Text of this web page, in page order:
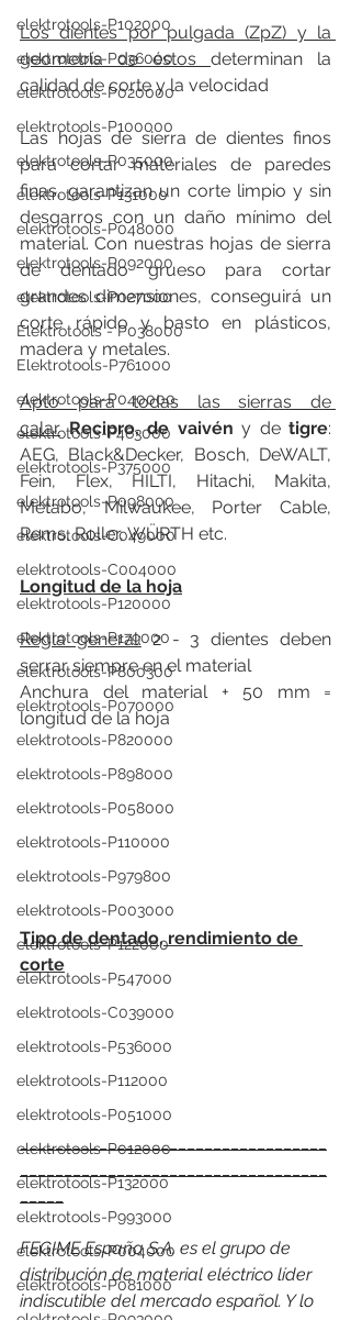
elektrotools-P102000
elektrotools-P036000
elektrotools-P020000
elektrotools-P100000
elektrotools-P035000
elektrotools-P131000
elektrotools-P048000
elektrotools-P092000
elektrotools-P027000
Elektrotools - P038000
Elektrotools-P761000
elektrotools-P040000
elektrotools-P463000
elektrotools-P375000
elektrotools-P098000
elektrotools-C049000
elektrotools-C004000
elektrotools-P120000
elektrotools-P179000
elektrotools-P800300
elektrotools-P070000
elektrotools-P820000
elektrotools-P898000
elektrotools-P058000
elektrotools-P110000
elektrotools-P979800
elektrotools-P003000
elektrotools-P122000
elektrotools-P547000
elektrotools-C039000
elektrotools-P536000
elektrotools-P112000
elektrotools-P051000
elektrotools-P012000
elektrotools-P132000
elektrotools-P993000
elektrotools-P004000
elektrotools-P081000
Los dientes por pulgada (ZpZ) y la
geometría de éstos determinan la
calidad de corte y la velocidad
Las hojas de sierra de dientes finos
para cortar materiales de paredes
finas, garantizan un corte limpio y sin
desgarros con un daño mínimo del
material. Con nuestras hojas de sierra
de dentado grueso para cortar
grandes dimensiones, conseguirá un
corte rápido y basto en plásticos,
madera y metales.
Apto para todas las sierras de
calar Recipro, de vaivén y de tigre:
AEG, Black&Decker, Bosch, DeWALT,
Fein, Flex, HILTI, Hitachi, Makita,
Metabo, Milwaukee, Porter Cable,
Rems, Roller, WÜRTH etc.
Longitud de la hoja
Regla general: 2 - 3 dientes deben
serrar siempre en el material
Anchura del material + 50 mm =
longitud de la hoja
Tipo de dentado, rendimiento de
corte
___________________________________
FEGIME España S.A. es el grupo de
distribución de material eléctrico líder
indiscutible del mercado español. Y lo